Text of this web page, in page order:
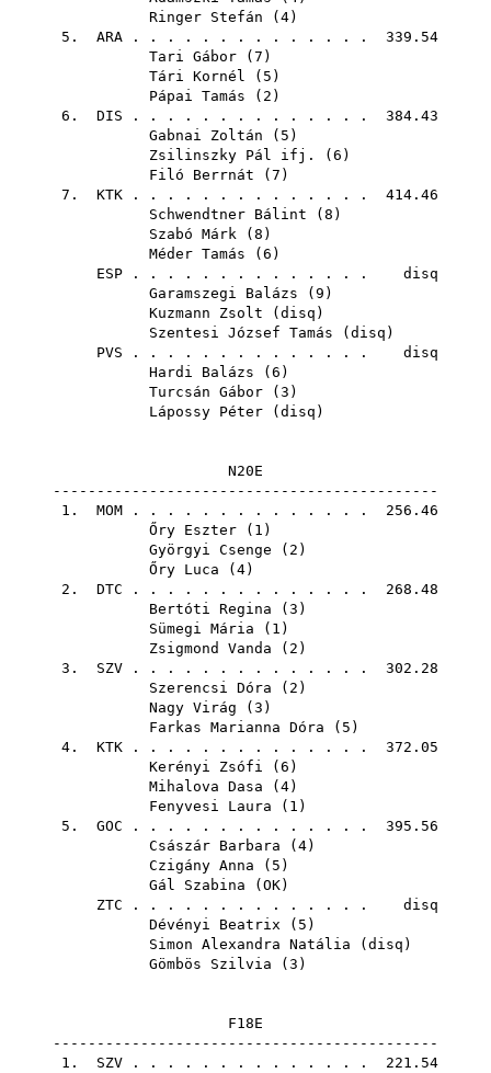
Ringer Stefán ( 4)
5. ARA . . . . . . . . . . . . . . 339.54
Tari Gábor ( 7 )
Tári Kornél ( 5 )
Pápai Tamás ( 2 )
6. DIS . . . . . . . . . . . . . . 384.43
Gabnai Zoltán ( 5 )
Zsilinszky Pál ifj.
( 6 )
Filó Berrnát ( 7 )
7. KTK . . . . . . . . . . . . . . 414.46
Schwendtner Bálint ( 8 )
Szabó Márk ( 8 )
Méder Tamás ( 6 )
ESP . . . . . . . . . . . . . . disq
Garamszegi Balázs ( 9 )
Kuzmann Zsolt ( disq )
Szentesi József Tamás ( disq )
PVS . . . . . . . . . . . . . . disq
Hardi Balázs ( 6 )
Turcsán Gábor ( 3 )
Lápossy Péter ( disq )
N20E
--------------------------------------------
1. MOM . . . . . . . . . . . . . . 256.46
Őry Eszter ( 1 )
Györgyi Csenge ( 2 )
Őry Luca ( 4)
2. DTC . . . . . . . . . . . . . . 268.48
Bertóti Regina ( 3 )
Sümegi Mária ( 1 )
Zsigmond Vanda ( 2 )
3. SZV . . . . . . . . . . . . . . 302.28
Szerencsi Dóra ( 2 )
Nagy Virág ( 3 )
Farkas Marianna Dóra ( 5 )
4. KTK . . . . . . . . . . . . . . 372.05
Kerényi Zsófi ( 6 )
Mihalova Dasa ( 4)
Fenyvesi Laura ( 1 )
5. GOC . . . . . . . . . . . . . . 395.56
Császár Barbara ( 4)
Czigány Anna ( 5 )
Gál Szabina ( OK)
ZTC . . . . . . . . . . . . . . disq
Dévényi Beatrix ( 5 )
Simon Alexandra Natália ( disq )
Gömbös Szilvia ( 3 )
F18E
--------------------------------------------
1. SZV . . . . . . . . . . . . . . 221.54